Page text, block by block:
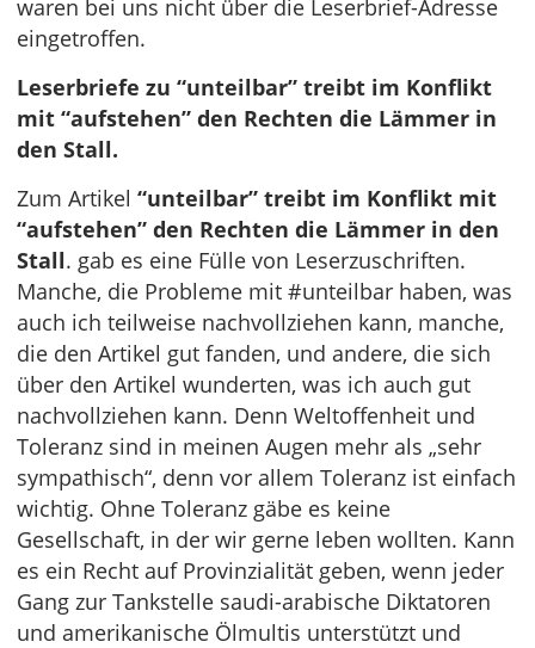
waren bei uns nicht über die Leserbrief-Adresse
eingetroffen.
Leserbriefe zu “unteilbar” treibt im Konflikt
mit “aufstehen” den Rechten die Lämmer in
den Stall.
Zum Artikel “unteilbar” treibt im Konflikt mit
“aufstehen” den Rechten die Lämmer in den
Stall. gab es eine Fülle von Leserzuschriften.
Manche, die Probleme mit #unteilbar haben, was
auch ich teilweise nachvollziehen kann, manche,
die den Artikel gut fanden, und andere, die sich
über den Artikel wunderten, was ich auch gut
nachvollziehen kann. Denn Weltoffenheit und
Toleranz sind in meinen Augen mehr als „sehr
sympathisch“, denn vor allem Toleranz ist einfach
wichtig. Ohne Toleranz gäbe es keine
Gesellschaft, in der wir gerne leben wollten. Kann
es ein Recht auf Provinzialität geben, wenn jeder
Gang zur Tankstelle saudi-arabische Diktatoren
und amerikanische Ölmultis unterstützt und